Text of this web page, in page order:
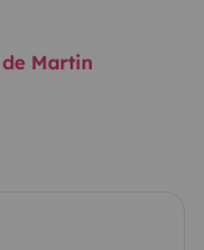
Martin